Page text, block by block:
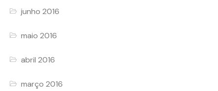
junho 2016
maio 2016
abril 2016
março 2016